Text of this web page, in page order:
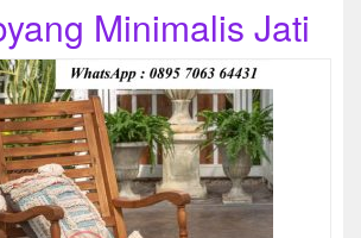
Minimalis Jati